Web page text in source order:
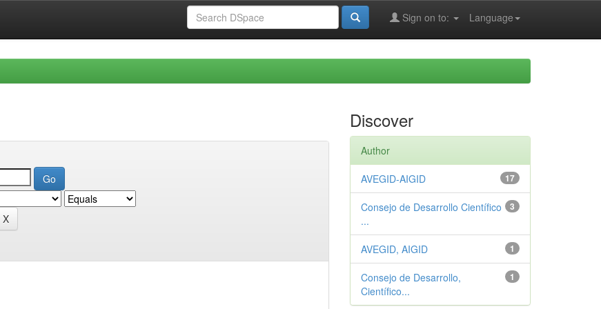
Language
Sign on to:
Discover
Author
17
AVEGID-AIGID
3
Consejo de Desarrollo Científico
...
1
AVEGID, AIGID
1
Consejo de Desarrollo,
Científico...